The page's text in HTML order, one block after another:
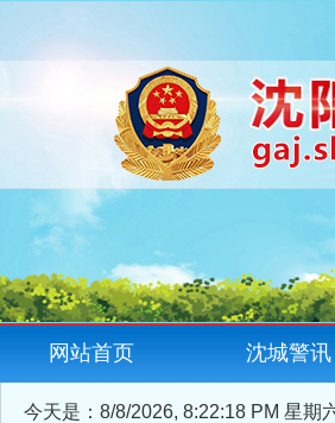
网站首页 沈城警讯
今天是： 8/8/2026, 8:22:19 PM 星期